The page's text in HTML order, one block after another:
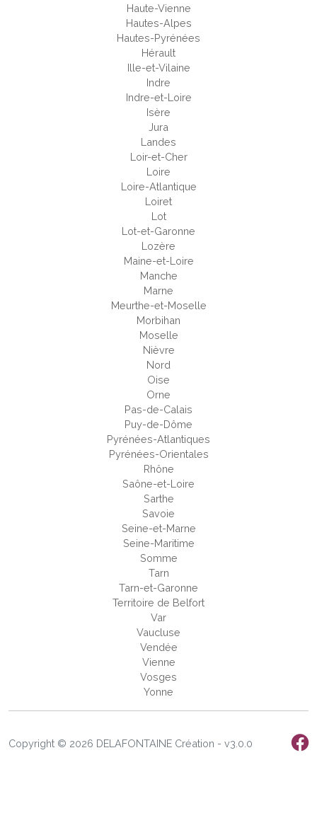
Haute-Vienne
Hautes-Alpes
Hautes-Pyrénées
Hérault
Ille-et-Vilaine
Indre
Indre-et-Loire
Isère
Jura
Landes
Loir-et-Cher
Loire
Loire-Atlantique
Loiret
Lot
Lot-et-Garonne
Lozère
Maine-et-Loire
Manche
Marne
Meurthe-et-Moselle
Morbihan
Moselle
Nièvre
Nord
Oise
Orne
Pas-de-Calais
Puy-de-Dôme
Pyrénées-Atlantiques
Pyrénées-Orientales
Rhône
Saône-et-Loire
Sarthe
Savoie
Seine-et-Marne
Seine-Maritime
Somme
Tarn
Tarn-et-Garonne
Territoire de Belfort
Var
Vaucluse
Vendée
Vienne
Vosges
Yonne
Copyright © 2026 DELAFONTAINE Création - v3.0.0